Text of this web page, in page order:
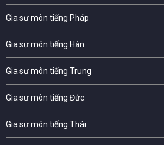
Gia sư môn tiếng Pháp
Gia sư môn tiếng Hàn
Gia sư môn tiếng Trung
Gia sư môn tiếng Đức
Gia sư môn tiếng Thái